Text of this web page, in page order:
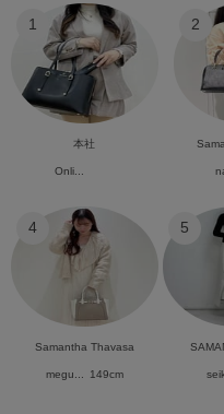
1
本社
Onli...
2
4
Samantha Thavasa
megu... 149cm
5